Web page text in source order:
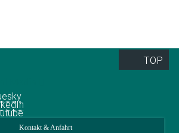
TOP
Kontakt & Anfahrt